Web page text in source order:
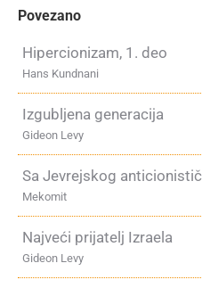
Povezano
Hipercionizam, 1. deo
Hans Kundnani
Izgubljena generacija
Gideon Levy
Sa Jevrejskog
Mekomit
Najveći prijatelj Izraela
Gideon Levy